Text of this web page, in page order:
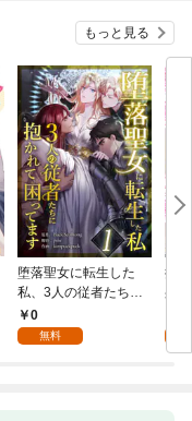
もっと見る
堕落聖女に転生した
私、3人の従者たちに
抱かれて困ってます 第
1話
0
無料
授
身